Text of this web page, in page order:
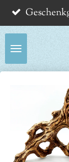
Zum
Hauptinhalt
springen